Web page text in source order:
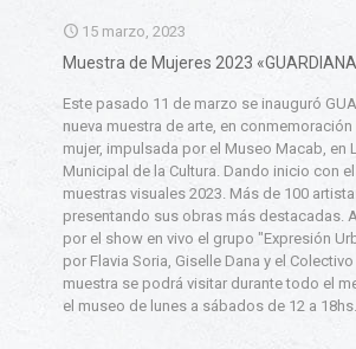
15 marzo, 2023
Muestra de Mujeres 2023
Este pasado 11 de marzo se inauguró
nueva muestra de arte, en
mujer, impulsada por el Museo Macab, en
Municipal de la Cultura. Dando inicio con
muestras visuales 2023. Más de 100
presentando sus obras más destacadas.
por el show en vivo el grupo "Expresión
por Flavia Soria, Giselle Dana y el Colectivo
muestra se podrá visitar durante todo el
el museo de lunes a sábados de 12 a 18hs.